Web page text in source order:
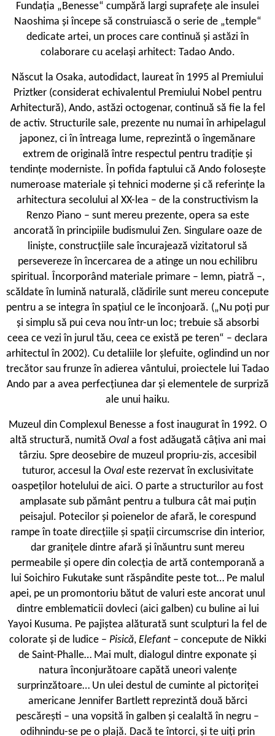
Fundația „Benesse“ cumpără largi suprafețe ale insulei
Naoshima și începe să construiască o serie de „temple“
dedicate artei, un proces care continuă și astăzi în
colaborare cu același arhitect: Tadao Ando.
Născut la Osaka, autodidact, laureat în 1995 al Premiului
Priztker (considerat echivalentul Premiului Nobel pentru
Arhitectură), Ando, astăzi octogenar, continuă să fie la fel
de activ. Structurile sale, prezente nu numai în arhipelagul
japonez, ci în întreaga lume, reprezintă o îngemănare
extrem de originală între respectul pentru tradiție și
tendințe moderniste. În pofida faptului că Ando folosește
numeroase materiale și tehnici moderne și că referințe la
arhitectura secolului al XX-lea – de la constructivism la
Renzo Piano – sunt mereu prezente, opera sa este
ancorată în principiile budismului Zen. Singulare oaze de
liniște, construcțiile sale încurajează vizitatorul să
persevereze în încercarea de a atinge un nou echilibru
spiritual. Încorporând materiale primare – lemn, piatră –,
scăldate în lumină naturală, clădirile sunt mereu concepute
pentru a se integra în spațiul ce le înconjoară. („Nu poți pur
și simplu să pui ceva nou într-un loc; trebuie să absorbi
ceea ce vezi în jurul tău, ceea ce există pe teren“ – declara
arhitectul în 2002). Cu detaliile lor șlefuite, oglindind un nor
trecător sau frunze în adierea vântului, proiectele lui Tadao
Ando par a avea perfecțiunea dar și elementele de surpriză
ale unui haiku.
Muzeul din Complexul Benesse a fost inaugurat în 1992. O
altă structură, numită Oval a fost adăugată câțiva ani mai
târziu. Spre deosebire de muzeul propriu-zis, accesibil
tuturor, accesul la Oval este rezervat în exclusivitate
oaspeților hotelului de aici. O parte a structurilor au fost
amplasate sub pământ pentru a tulbura cât mai puțin
peisajul. Potecilor și poienelor de afară, le corespund
rampe în toate direcțiile și spații circumscrise din interior,
dar granițele dintre afară și înăuntru sunt mereu
permeabile și opere din colecția de artă contemporană a
lui Soichiro Fukutake sunt răspândite peste tot… Pe malul
apei, pe un promontoriu bătut de valuri este ancorat unul
dintre emblematicii dovleci (aici galben) cu buline ai lui
Yayoi Kusuma. Pe pajiștea alăturată sunt sculpturi la fel de
colorate și de ludice – Pisică, Elefant – concepute de Nikki
de Saint-Phalle… Mai mult, dialogul dintre exponate și
natura înconjurătoare capătă uneori valențe
surprinzătoare… Un ulei destul de cuminte al pictoriței
americane Jennifer Bartlett reprezintă două bărci
pescărești – una vopsită în galben și cealaltă în negru –
odihnindu-se pe o plajă. Dacă te întorci, și te uiți prin